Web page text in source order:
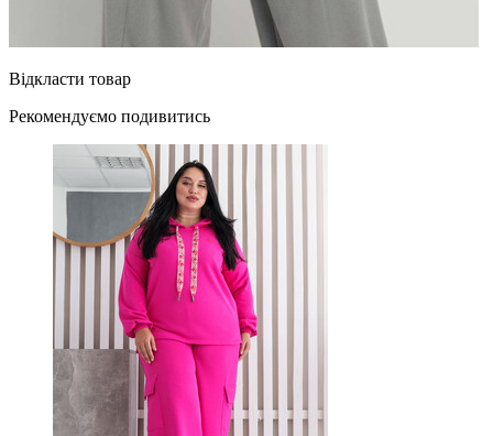
Відкласти товар
Рекомендуємо подивитись